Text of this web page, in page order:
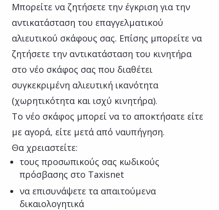
Μπορείτε να ζητήσετε την έγκριση για την
αντικατάσταση του επαγγελματικού
αλιευτικού σκάφους σας. Επίσης μπορείτε να
ζητήσετε την αντικατάσταση του κινητήρα
στο νέο σκάφος σας που διαθέτει
συγκεκριμένη αλιευτική ικανότητα
(χωρητικότητα και ισχύ κινητήρα).
Το νέο σκάφος μπορεί να το αποκτήσατε είτε
με αγορά, είτε μετά από ναυπήγηση.
Θα χρειαστείτε:
τους προσωπικούς σας κωδικούς
πρόσβασης στο Taxisnet
να επισυνάψετε τα απαιτούμενα
δικαιολογητικά